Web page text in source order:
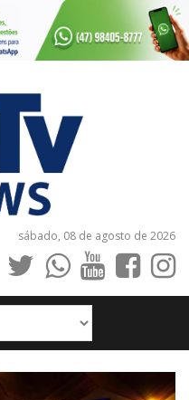
sábado, 08 de agosto de 2026